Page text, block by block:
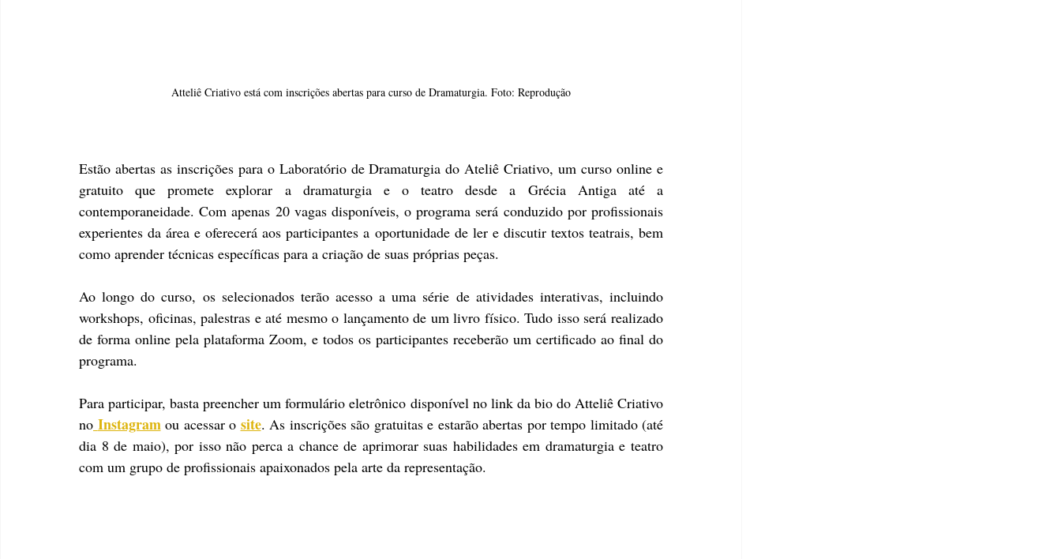
Atteliê Criativo está com inscrições abertas para curso de Dramaturgia. Foto: Reprodução
Estão abertas as inscrições para o Laboratório de Dramaturgia do Ateliê Criativo, um curso online e
gratuito que promete explorar a dramaturgia e o teatro desde a Grécia Antiga até a
contemporaneidade. Com apenas 20 vagas disponíveis, o programa será conduzido por profissionais
experientes da área e oferecerá aos participantes a oportunidade de ler e discutir textos teatrais, bem
como aprender técnicas específicas para a criação de suas próprias peças.
Ao longo do curso, os selecionados terão acesso a uma série de atividades interativas, incluindo
workshops, oficinas, palestras e até mesmo o lançamento de um livro físico. Tudo isso será realizado
de forma online pela plataforma Zoom, e todos os participantes receberão um certificado ao final do
programa.
Para participar, basta preencher um formulário eletrônico disponível no link da bio do Atteliê Criativo
no Instagram ou acessar o site. As inscrições são gratuitas e estarão abertas por tempo limitado (até
dia 8 de maio), por isso não perca a chance de aprimorar suas habilidades em dramaturgia e teatro
com um grupo de profissionais apaixonados pela arte da representação.